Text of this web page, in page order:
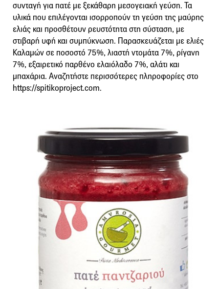
συνταγή για πατέ με ξεκάθαρη μεσογειακή γεύση. Τα
υλικά που επιλέγονται ισορροπούν τη γεύση της μαύρης
ελιάς και προσθέτουν ρευστότητα στη σύσταση, με
στιβαρή υφή και συμπύκνωση. Παρασκευάζεται με ελιές
Καλαμών σε ποσοστό 75%, λιαστή ντομάτα 7%, ρίγανη
7%, εξαιρετικό παρθένο ελαιόλαδο 7%, αλάτι και
μπαχάρια. Αναζητήστε περισσότερες πληροφορίες στο
https://spitikoproject.com.